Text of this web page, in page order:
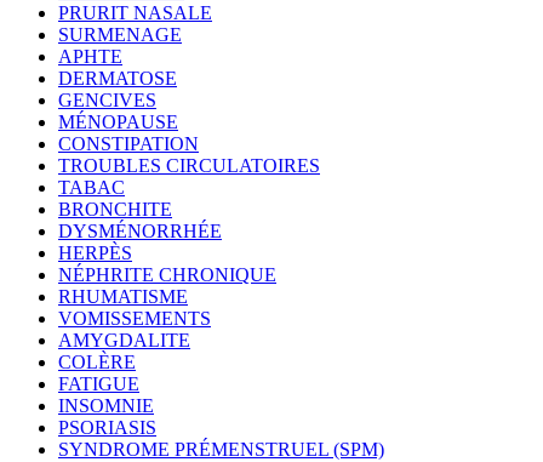
PRURIT NASALE
SURMENAGE
APHTE
DERMATOSE
GENCIVES
MÉNOPAUSE
CONSTIPATION
TROUBLES CIRCULATOIRES
TABAC
BRONCHITE
DYSMÉNORRHÉE
HERPÈS
NÉPHRITE CHRONIQUE
RHUMATISME
VOMISSEMENTS
AMYGDALITE
COLÈRE
FATIGUE
INSOMNIE
PSORIASIS
SYNDROME PRÉMENSTRUEL (SPM)